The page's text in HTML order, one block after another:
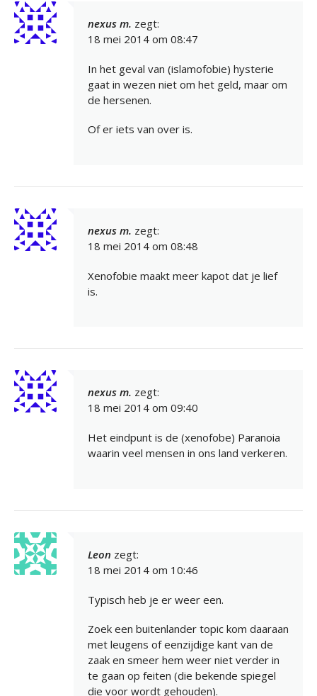
nexus m. zegt:
18 mei 2014 om 08:47
In het geval van (islamofobie) hysterie
gaat in wezen niet om het geld, maar om
de hersenen.
Of er iets van over is.
nexus m. zegt:
18 mei 2014 om 08:48
Xenofobie maakt meer kapot dat je lief
is.
nexus m. zegt:
18 mei 2014 om 09:40
Het eindpunt is de (xenofobe) Paranoia
waarin veel mensen in ons land verkeren.
Leon zegt:
18 mei 2014 om 10:46
Typisch heb je er weer een.
Zoek een buitenlander topic kom daaraan
met leugens of eenzijdige kant van de
zaak en smeer hem weer niet verder in
te gaan op feiten (die bekende spiegel
die voor wordt gehouden).